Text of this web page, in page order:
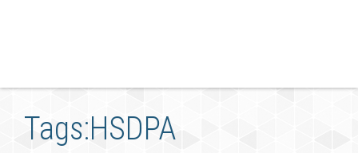
Tags:HSDPA